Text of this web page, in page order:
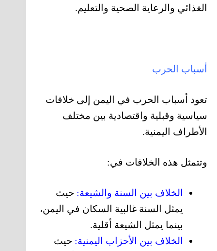
الغذائي والرعاية الصحية والتعليم.
أسباب الحرب
تعود أسباب الحرب في اليمن إلى خلافات
سياسية وقبلية واقتصادية بين مختلف
الأطراف اليمنية.
وتتمثل هذه الخلافات في:
الخلاف بين السنة والشيعة: حيث
يمثل السنة غالبية السكان في اليمن،
بينما يمثل الشيعة أقلية.
الخلاف بين الأحزاب اليمنية: حيث